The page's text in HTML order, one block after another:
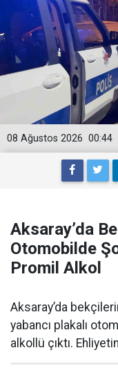
00:44
08 Ağustos 2026
Aksaray’da
Otomobilde
Promil Alkol
Aksaray’da
yabancı plakalı
alkollü çıktı.